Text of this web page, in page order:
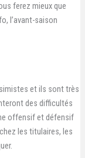
ferez mieux que
l’avant-saison
et ils sont très
des difficultés
offensif et défensif
les titulaires, les